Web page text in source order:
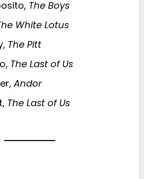
The Boys
White Lotus
The Pitt
The Last of Us
Andor
The Last of Us